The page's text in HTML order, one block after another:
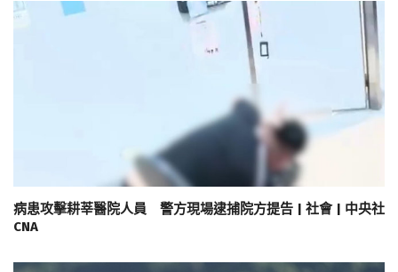
病患攻擊耕莘醫院人員 警方現場逮捕院方提告 | 社會 | 中央社
CNA